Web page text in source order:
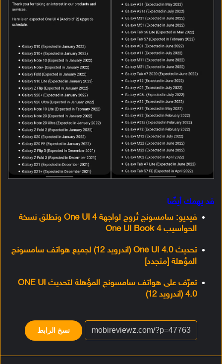
قد يهمك أيضًا
فيديو: سامسونج تُروج لواجهة One UI 4 وتطلق نسخة
الحواسيب One UI Book 4
تحديث One UI 4.0 (اندرويد 12) لجميع هواتف سامسونج
المؤهلة [متجدد]
تعرّف على هواتف سامسونج المؤهلة لتحديث ONE UI
4.0 (اندرويد 12)
نسخ الرابط